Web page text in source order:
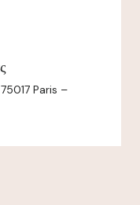
Paris –